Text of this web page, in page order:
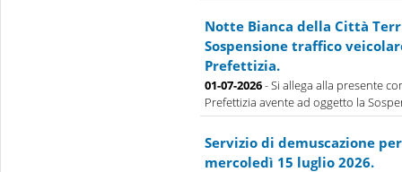
Notte Bianca della Città
Sospensione traffico
Prefettizia.
01-07-2026- Si allega alla presente
Prefettizia avente ad oggetto la
Servizio di demuscazione
mercoledì 15 luglio 2026.